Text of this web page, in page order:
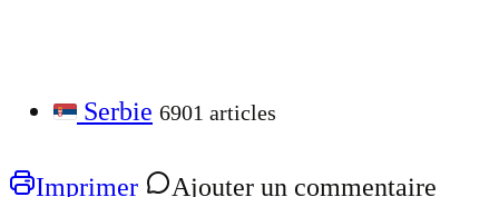
Serbie 6901 articles
Imprimer
Ajouter un commentaire